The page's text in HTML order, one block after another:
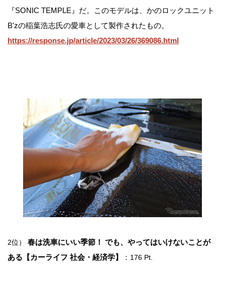
『SONIC TEMPLE』だ。このモデルは、かのロックユニット
B'zの稲葉浩志氏の愛車として製作されたもの。
https://response.jp/article/2023/03/26/369086.html
2位）
春は洗車にいい季節！ でも、やってはいけないことが
ある【カーライフ 社会・経済学】
： 176 Pt.